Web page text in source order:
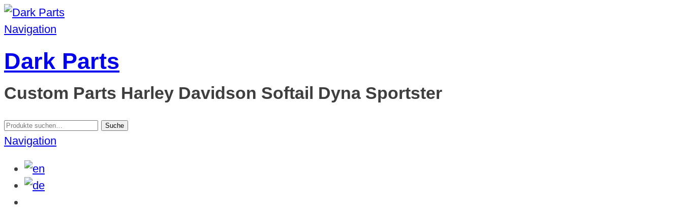
Navigation
Dark Parts
Custom Parts Harley Davidson Softail Dyna Sportster
Suche
nach:
Suche
Navigation